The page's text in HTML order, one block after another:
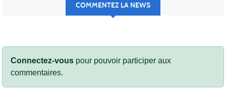
COMMENTEZ LA NEWS
Connectez-vous pour pouvoir participer aux
commentaires.